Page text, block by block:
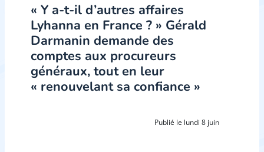
« Y a-t-il d’autres affaires
Lyhanna en France ? » Gérald
Darmanin demande des
comptes aux procureurs
généraux, tout en leur
« renouvelant sa confiance »
Publié le lundi 8 juin